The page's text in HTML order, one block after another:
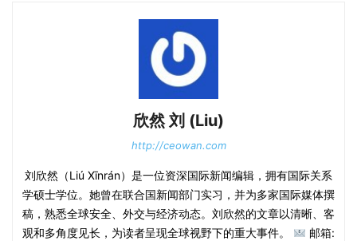
欣然 刘 (Liu)
http://ceowan.com
刘欣然（Liú Xīnrán）是一位资深国际新闻编辑，拥有国际关系
学硕士学位。她曾在联合国新闻部门实习，并为多家国际媒体撰
稿，熟悉全球安全、外交与经济动态。刘欣然的文章以清晰、客
观和多角度见长，为读者呈现全球视野下的重大事件。
邮箱: